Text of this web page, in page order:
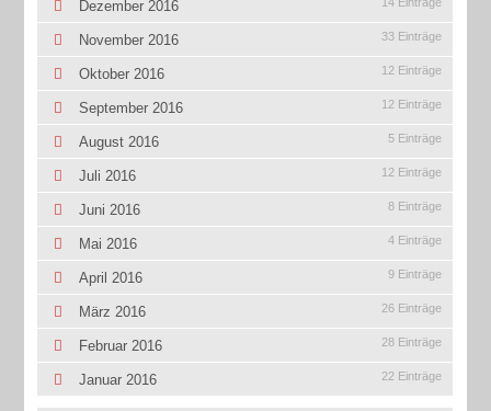
Dezember 2016
November 2016 33 Einträge
Oktober 2016 12 Einträge
September 2016 12 Einträge
August 2016 5 Einträge
Juli 2016 12 Einträge
Juni 2016 8 Einträge
Mai 2016 4 Einträge
April 2016 9 Einträge
März 2016 26 Einträge
Februar 2016 28 Einträge
Januar 2016 22 Einträge